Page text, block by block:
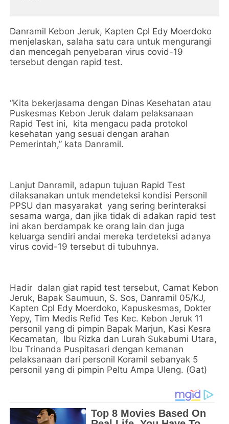
Danramil Kebon Jeruk, Kapten Cpl Edy Moerdoko
menjelaskan, salaha satu cara untuk mengurangi
dan mencegah penyebaran virus covid-19
tersebut dengan rapid test.
“Kita bekerjasama dengan Dinas Kesehatan atau
Puskesmas Kebon Jeruk dalam pelaksanaan
Rapid Test ini, kita mengacu pada protokol
kesehatan yang sesuai dengan arahan
Pemerintah,” kata Danramil.
Lanjut Danramil, adapun tujuan Rapid Test
dilaksanakan untuk mendeteksi kondisi Personil
PPSU dan masyarakat yang sering berinteraksi
sesama warga, dan jika tidak di adakan rapid test
ini akan berdampak ke orang lain dan juga
keluarga sendiri andai mereka terdeteksi adanya
virus covid-19 tersebut di tubuhnya.
Hadir dalan giat rapid test tersebut, Camat Kebon
Jeruk, Bapak Saumuun, S. Sos, Danramil 05/KJ,
Kapten Cpl Edy Moerdoko, Kapuskesmas, Dokter
Yepy, Tim Medis Refid Tes Kec. Kebon Jeruk 11
personil yang di pimpin Bapak Marjun, Kasi Kesra
Kecamatan, Ibu Rizka dan Lurah Sukabumi Utara,
Ibu Trinanda Puspitasari dengan kemanan
pelaksanaan dari personil Koramil sebanyak 5
personil yang di pimpin Peltu Ampa Uleng. (Gat)